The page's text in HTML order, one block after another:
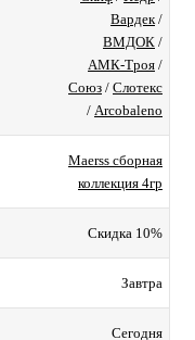
Вардек/
ВМДОК /
АМК-Троя /
Союз / Слотекс
/ Arcobaleno
Maerss сборная
коллекция 4гр
Скидка 10%
Завтра
Сегодня